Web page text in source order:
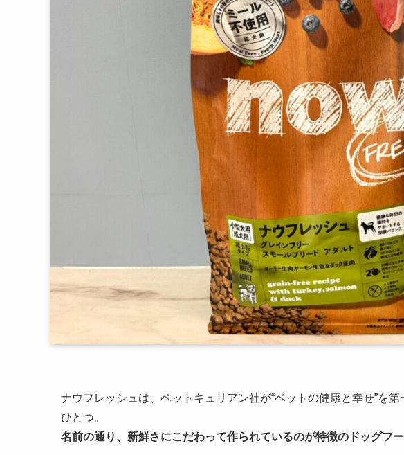
ナウフレッシュは、ペットキュリアン社が“ペットの健康と幸せ”を
ひとつ。
名前の通り、新鮮さにこだわって作られているのが特徴のドッグフ